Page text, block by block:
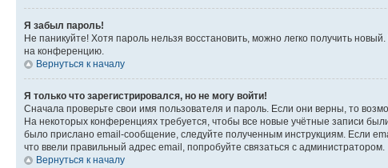
Я забыл пароль!
Не паникуйте! Хотя пароль нельзя восстановить, можно легко получить
на конференцию.
Вернуться к началу
Я только что зарегистрировался, но не могу войти!
Сначала проверьте свои имя пользователя и пароль. Если они верны, то
На некоторых конференциях требуется, чтобы все новые учётные записи
было прислано email-сообщение, следуйте полученным инструкциям. Если
что ввели правильный адрес email, попробуйте связаться с администратором.
Вернуться к началу